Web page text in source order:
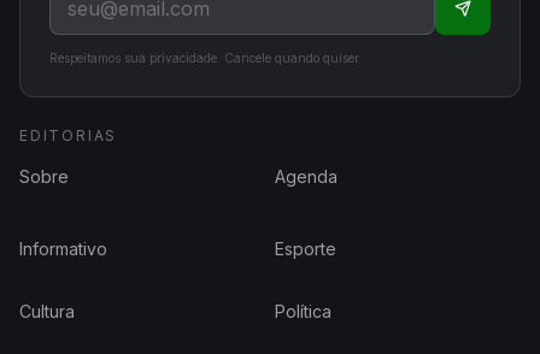
Respeitamos sua privacidade. Cancele quando quiser.
EDITORIAS
Sobre Agenda
Informativo Esporte
Cultura Política